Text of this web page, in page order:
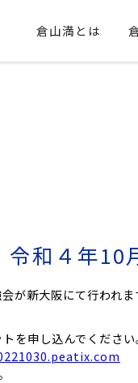
倉山満とは
令和４年10
が新大阪にて行われま
申し込んでください